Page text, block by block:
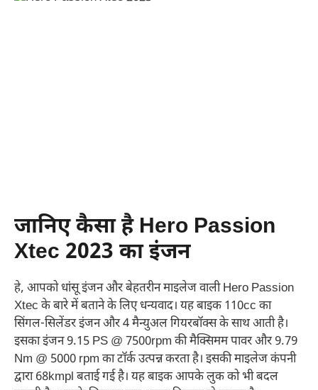
जानिए कैसा है Hero Passion
Xtec 2023 का इंजन
हे, आपको धांसू इंजन और बेहतरीन माइलेज वाली Hero Passion
Xtec के बारे में बताने के लिए धन्यवाद। यह बाइक 110cc का
सिंगल-सिलेंडर इंजन और 4 मैन्युअल गियरबॉक्स के साथ आती है।
इसका इंजन 9.15 PS @ 7500rpm की मैक्सिमम पावर और 9.79
Nm @ 5000 rpm का टॉर्क उत्पन्न करता है। इसकी माइलेज कंपनी
द्वारा 68kmpl बताई गई है। यह बाइक आपके लुक को भी बदल